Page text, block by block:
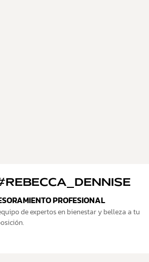
PROFESIONAL
de expertos en bienestar y belleza a tu